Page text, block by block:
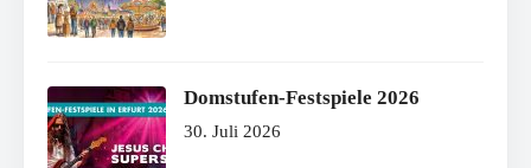
Domstufen-Festspiele 2026
30. Juli 2026